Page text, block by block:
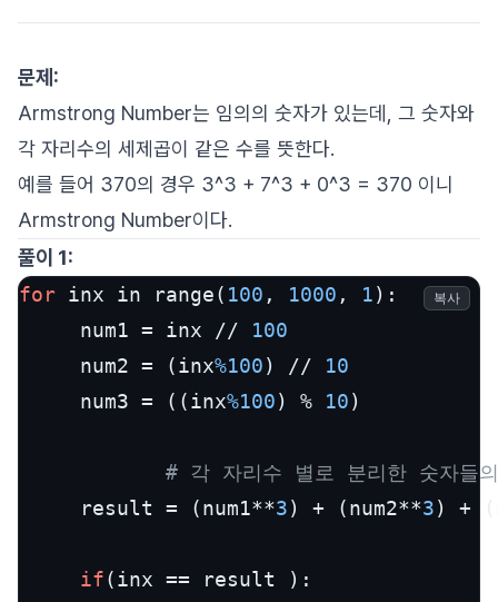
문제:
Armstrong Number는 임의의 숫자가 있는데, 그 숫자와
각 자리수의 세제곱이 같은 수를 뜻한다.
예를 들어 370의 경우 3^3 + 7^3 + 0^3 = 370 이니
Armstrong Number이다.
풀이 1:
for inx in range( 100 , 1000 , 1
     num1 = inx //
100
     num2 = (inx
%100) // 10
     num3 = ((inx
%100) % 10
# 각 자리수 별로 분리한 숫
     result = (num1**
3) + (num2**3) +
if(inx == result ):
복사